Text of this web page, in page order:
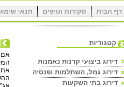
דף הבית סקירות וטיפים תנאי
קטגוריות
דירוג ביצועי קרנות נאמנות
דירוג גמל, השתלמות ופנסיה
דירוג בתי השקעות
אם
את